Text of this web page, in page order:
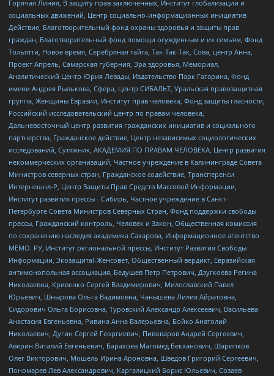
Горячая Линия, В защиту прав заключенных, Институт глобализации и
социальных движений, Центр социально-информационных инициатив
Действие, Благотворительный фонд охраны здоровья и защиты прав
граждан, Благотворительный фонд помощи осужденным и их семьям, Фонд
Тольятти, Новое время, Серебряная тайга, Так-Так-Так, Сова, центр Анна,
Проект Апрель, Самарская губерния, Эра здоровья, Мемориал,
Аналитический Центр Юрия Левады, Издательство Парк Гагарина, Фонд
имени Андрея Рылькова, Сфера, Центр СИБАЛЬТ, Уральская правозащитная
группа, Женщины Евразии, Институт прав человека, Фонд защиты гласности,
Российский исследовательский центр по правам человека,
Дальневосточный центр развития гражданских инициатив и социального
партнерства, Гражданское действие, Центр независимых социологических
исследований, Сутяжник, АКАДЕМИЯ ПО ПРАВАМ ЧЕЛОВЕКА, Центр развития
некоммерческих организаций, Частное учреждение в Калининграде Совета
Министров северных стран, Гражданское содействие, Трансперенси
Интернешнл-Р, Центр Защиты Прав Средств Массовой Информации,
Институт развития прессы - Сибирь, Частное учреждение в Санкт-
Петербурге Совета Министров Северных Стран, Фонд поддержки свободы
прессы, Гражданский контроль, Человек и Закон, Общественная комиссия
по сохранению наследия академика Сахарова, Информационное агентство
МЕМО. РУ, Институт региональной прессы, Институт Развития Свободы
Информации, Экозащита!-Женсовет, Общественный вердикт, Евразийская
антимонопольная ассоциация, Бедушев Петр Петрович, Дзугкоева Регина
Николаевна, Кривенко Сергей Владимирович, Милославский Павел
Юрьевич, Шнырова Ольга Вадимовна, Чанышева Лилия Айратовна,
Сидорович Ольга Борисовна, Туровский Александр Алексеевич, Васильева
Анастасия Евгеньевна, Ривина Анна Валерьевна, Бойко Анатолий
Николаевич, Дугин Сергей Георгиевич, Пивоваров Андрей Сергеевич,
Аверин Виталий Евгеньевич, Барахоев Магомед Бекханович, Шарипков
Олег Викторович, Мошель Ирина Ароновна, Шведов Григорий Сергеевич,
Пономарев Лев Александрович, Каргалицкий Борис Юльевич, Созаев